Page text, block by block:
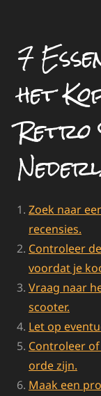
7
het
Retro
Zoek naar
recensies.
Controleer
voordat je
Vraag naar
scooter.
Let op
Controleer
orde zijn.
Maak een